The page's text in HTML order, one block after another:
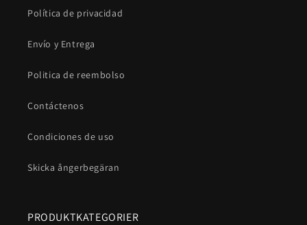
Política de privacidad
Envío y Entrega
Politica de reembolso
Contáctenos
Condiciones de uso
Skicka ångerbegäran
PRODUKTKATEGORIER